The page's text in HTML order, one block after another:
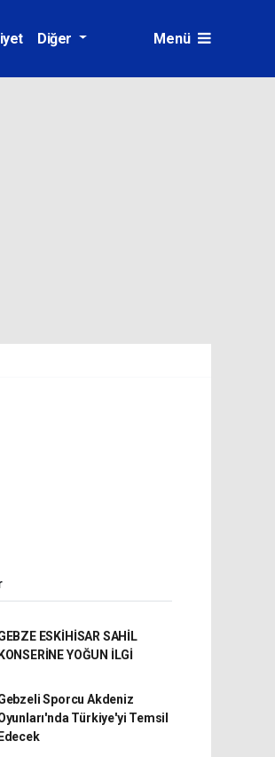
Diğer Menü
ESKİHİSAR SAHİL
KONSERİNE YOĞUN İLGİ
Sporcu Akdeniz
Türkiye'yi Temsil
Edecek